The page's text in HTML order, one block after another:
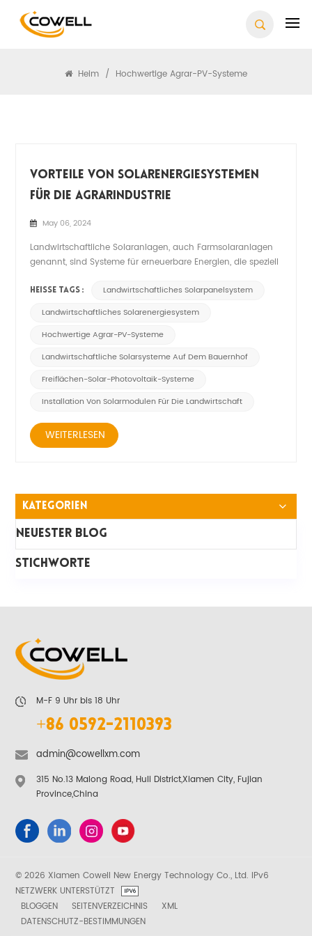
Heim / Hochwertige Agrar-PV-Systeme
Vorteile Von Solarenergiesystemen
Für Die Agrarindustrie
May 06, 2024
Landwirtschaftliche Solaranlagen, auch Farmsolaranlagen
genannt, sind Systeme für erneuerbare Energien, die speziell
Systeme nutzen Sonnenkollektoren, um Sonnenlicht in
Strom umzuwandeln, der für verschiedene
landwirtschaftliche Aktivitäten g...
HEISSE TAGS :
Landwirtschaftliches Solarpanelsystem
Landwirtschaftliches Solarenergiesystem
Hochwertige Agrar-PV-Systeme
Landwirtschaftliche Solarsysteme Auf Dem Bauernhof
Freiflächen-Solar-Photovoltaik-Systeme
Installation Von Solarmodulen Für Die Landwirtschaft
WEITERLESEN
Kategorien
Neuester Blog
STICHWORTE
M-F 9 Uhr bis 18 Uhr
+86 0592-2110393
admin@cowellxm.com
315 No.13 Malong Road, Huli District,Xiamen City, Fujian
Province,China
© 2026 Xiamen Cowell New Energy Technology Co., Ltd. IPv6
NETZWERK UNTERSTÜTZT
BLOGGEN
SEITENVERZEICHNIS
XML
DATENSCHUTZ-BESTIMMUNGEN